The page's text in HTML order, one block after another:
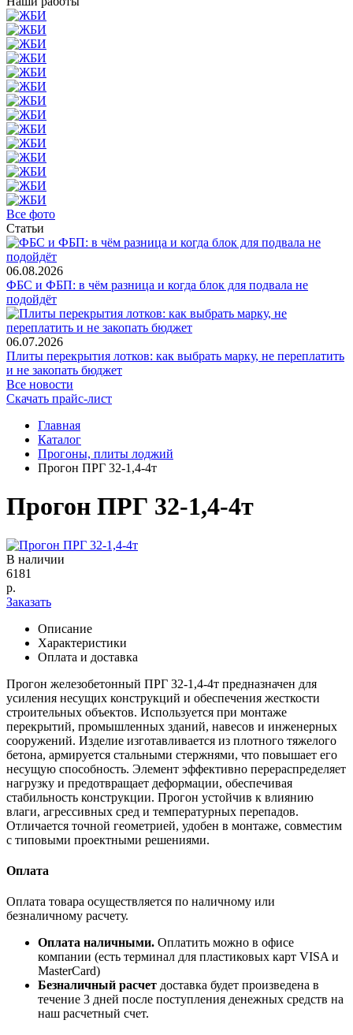
Все фото
Статьи
06.08.2026
ФБС и ФБП: в чём разница и когда блок для подвала не
подойдёт
06.07.2026
Плиты перекрытия лотков: как выбрать марку, не переплатить
и не закопать бюджет
Все новости
Скачать прайс-лист
Главная
Каталог
Прогоны, плиты лоджий
Прогон ПРГ 32-1,4-4т
Прогон ПРГ 32-1,4-4т
В наличии
6181
р.
Заказать
Описание
Характеристики
Оплата и доставка
Прогон железобетонный ПРГ 32-1,4-4т предназначен для
усиления несущих конструкций и обеспечения жесткости
строительных объектов. Используется при монтаже
перекрытий, промышленных зданий, навесов и инженерных
сооружений. Изделие изготавливается из плотного тяжелого
бетона, армируется стальными стержнями, что повышает его
несущую способность. Элемент эффективно перераспределяет
нагрузку и предотвращает деформации, обеспечивая
стабильность конструкции. Прогон устойчив к влиянию
влаги, агрессивных сред и температурных перепадов.
Отличается точной геометрией, удобен в монтаже, совместим
с типовыми проектными решениями.
Оплата
Оплата товара осуществляется по наличному или
безналичному расчету.
Оплата наличными. Оплатить можно в офисе
компании (есть терминал для пластиковых карт VISA и
MasterCard)
Безналичный расчет доставка будет произведена в
течение 3 дней после поступления денежных средств на
наш расчетный счет.